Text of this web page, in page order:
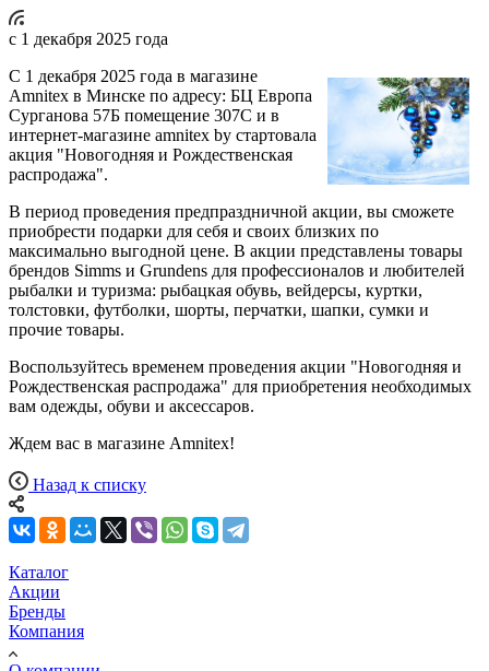
с 1 декабря 2025 года
С 1 декабря 2025 года в магазине
Amnitex в Минске по адресу: БЦ Европа
Сурганова 57Б помещение 307С и в
интернет-магазине amnitex by стартовала
акция "Новогодняя и Рождественская
распродажа".
В период проведения предпраздничной акции, вы сможете
приобрести подарки для себя и своих близких по
максимально выгодной цене. В акции представлены товары
брендов Simms и Grundens для профессионалов и любителей
рыбалки и туризма: рыбацкая обувь, вейдерсы, куртки,
толстовки, футболки, шорты, перчатки, шапки, сумки и
прочие товары.
Воспользуйтесь временем проведения акции "Новогодняя и
Рождественская распродажа" для приобретения необходимых
вам одежды, обуви и аксессаров.
Ждем вас в магазине Amnitex!
Назад к списку
Каталог
Акции
Бренды
Компания